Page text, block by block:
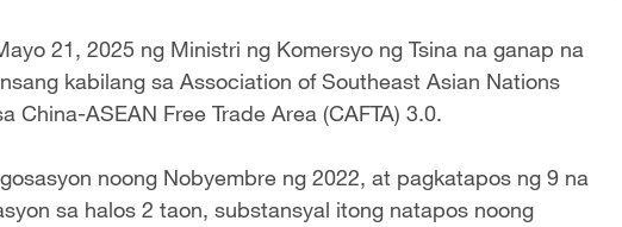
21, 2025 ng Ministri ng Komersyo ng Tsina na ganap na
kabilang sa Association of Southeast Asian Nations
China-ASEAN Free Trade Area (CAFTA) 3.0.
noong Nobyembre ng 2022, at pagkatapos ng 9 na
sa halos 2 taon, substansyal itong natapos noong